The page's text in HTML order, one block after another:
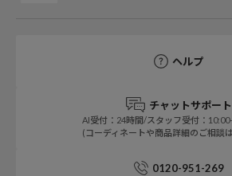
ヘルプ
チャットサポート
AI受付：24時間/スタッフ受付：
(コーディネートや商品詳細のご相談
0120-951-269